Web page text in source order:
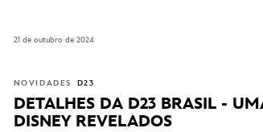
21 de outubro de 2024
NOVIDADES D23
DETALHES DA D23 BRASIL -
DISNEY REVELADOS